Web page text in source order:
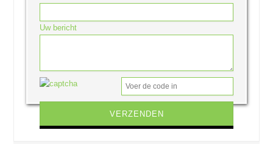
Uw bericht
Gelieve dit veld leeg te laten.